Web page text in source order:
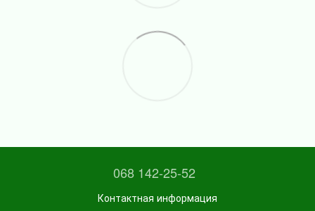
068 142-25-52
Контактная информация